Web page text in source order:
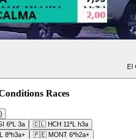
El
Races
6ªL 3a 🇨🇱 HCH 11ªL h3a
8ªh3a+ 🇵🇪 MONT 6ªh2a+